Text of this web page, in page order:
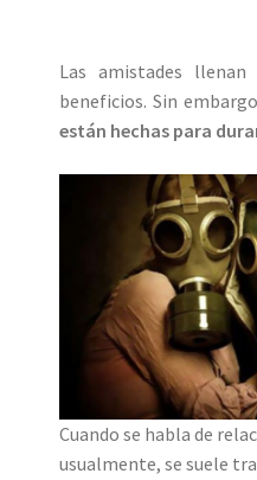
Las amistades
beneficios. Sin
están hechas para
Cuando se habla de
usualmente, se suele